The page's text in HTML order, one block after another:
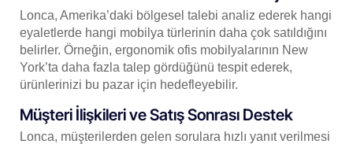
Lonca, Amerika’daki bölgesel talebi analiz ederek hangi
eyaletlerde hangi mobilya türlerinin daha çok satıldığını
belirler. Örneğin, ergonomik ofis mobilyalarının New
York’ta daha fazla talep gördüğünü tespit ederek,
ürünlerinizi bu pazar için hedefleyebilir.
Müşteri İlişkileri ve Satış Sonrası Destek
Lonca, müşterilerden gelen sorulara hızlı yanıt verilmesi